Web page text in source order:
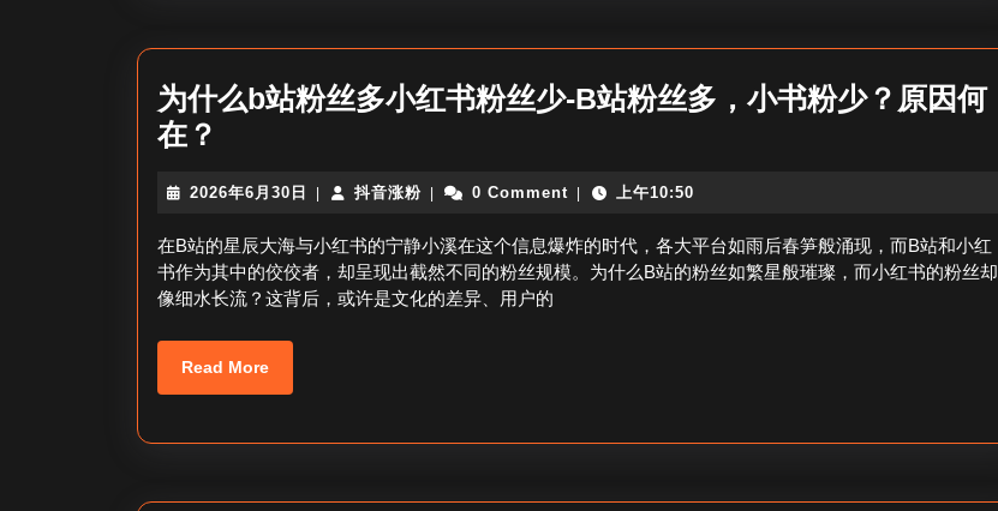
何
解
散
书
粉
为什么b站粉丝多小红书粉丝少-B站粉丝多，小书粉少？原因何
在？
么
b
站
粉
丝
书
2026年6月30日
2026
6
月
30
日
抖音涨粉抖
涨
粉
0 Comment 上午10:50
在B站的星辰大海与小红书的宁静小溪在这个信息爆炸的时代，各大平台如雨后春笋般涌现，而B站和小红
书作为其中的佼佼者，却呈现出截然不同的粉丝规模。为什么B站的粉丝如繁星般璀璨，而小红书的粉丝却
像细水长流？这背后，或许是文化的差异、用户的
Read MoreRead
More